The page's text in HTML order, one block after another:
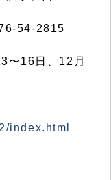
54-2815
〜16日、12月
index.html